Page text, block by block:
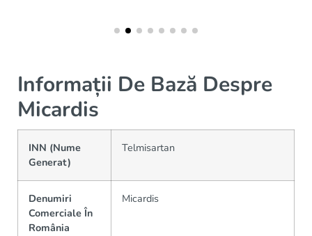
Informații De Bază Despre
Micardis
INN (Nume
Generat)
Telmisartan
Denumiri
Comerciale În
România
Micardis